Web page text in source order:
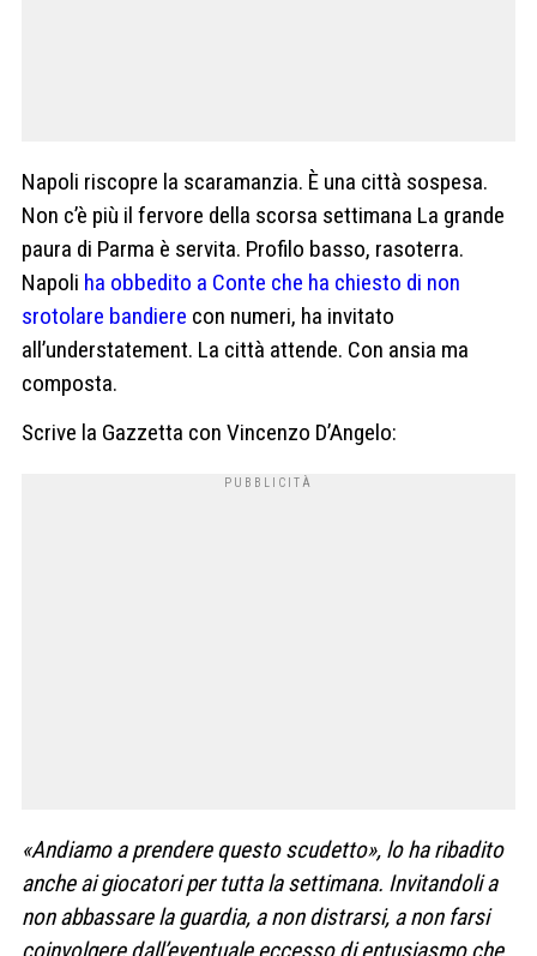
Napoli riscopre la scaramanzia. È una città sospesa.
Non c’è più il fervore della scorsa settimana La grande
paura di Parma è servita. Profilo basso, rasoterra.
Napoli ha obbedito a Conte che ha chiesto di non
srotolare bandiere con numeri, ha invitato
all’understatement. La città attende. Con ansia ma
composta.
Scrive la Gazzetta con Vincenzo D’Angelo:
«Andiamo a prendere questo scudetto», lo ha ribadito
anche ai giocatori per tutta la settimana. Invitandoli a
non abbassare la guardia, a non distrarsi, a non farsi